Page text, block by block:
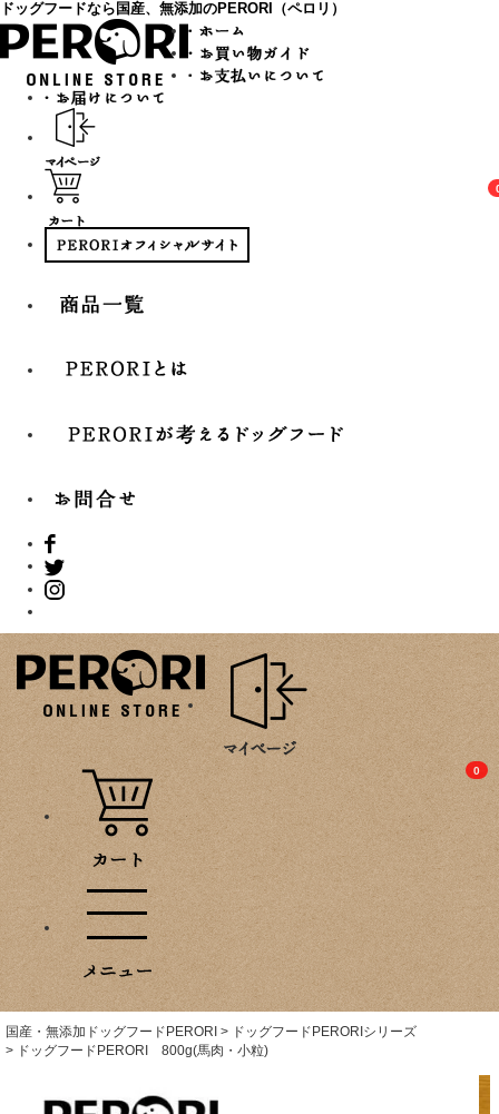
ドッグフードなら国産、無添加のPERORI（ペロリ）
0
国産・無添加ドッグフードPERORI
ドッグフードPERORIシリーズ
ドッグフードPERORI 800g(馬肉・小粒)